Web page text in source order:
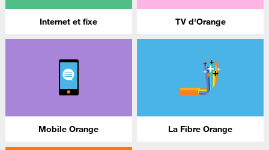
Internet et fixe TV d'Orange
Mobile Orange La Fibre Orange